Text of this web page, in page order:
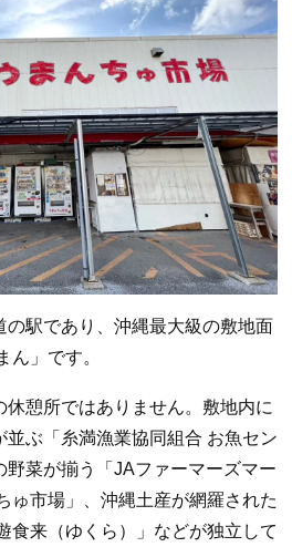
の駅であり、沖縄最大級の敷地面
ん」です。
休憩所ではありません。敷地内に
並ぶ「糸満漁業協同組合 お魚セン
野菜が揃う「JAファーマーズマー
ゅ市場」、沖縄土産が網羅された
食来（ゆくら）」などが独立して